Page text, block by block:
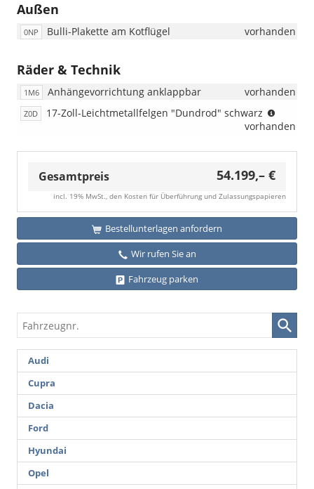
Außen
0NP Bulli-Plakette am Kotflügel vorhanden
Räder & Technik
1M6 Anhängevorrichtung anklappbar vorhanden
Z0D 17-Zoll-Leichtmetallfelgen "Dundrod" schwarz
i.V.
2.0
vorhanden
Gesamtpreis 54.199,– €
incl. 19% MwSt., den Kosten für Überführung und Zulassungspapieren
Bestellunterlagen anfordern
Wir rufen Sie an
Fahrzeug parken
Fahrzeugnr.
Audi
Cupra
Dacia
Ford
Hyundai
Opel